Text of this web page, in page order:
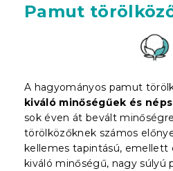
Pamut
A hagyományos pamut
kiváló minőségűek és
sok éven át bevált
törölközőknek számos
kellemes tapintású, emellett
kiváló minőségű, nagy súlyú